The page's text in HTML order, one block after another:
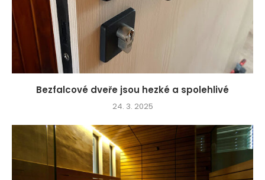
Bezfalcové dveře jsou hezké a spolehlivé
24. 3. 2025